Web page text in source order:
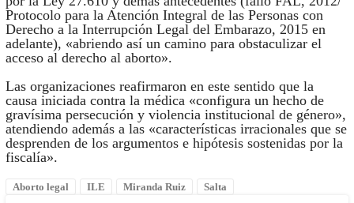
Protocolo para la Atención Integral de las Personas con
Derecho a la Interrupción Legal del Embarazo, 2015 en
adelante), «abriendo así un camino para obstaculizar el
acceso al derecho al aborto».
Las organizaciones reafirmaron en este sentido que la
causa iniciada contra la médica «configura un hecho de
gravísima persecución y violencia institucional de género»,
atendiendo además a las «características irracionales que se
desprenden de los argumentos e hipótesis sostenidas por la
fiscalía».
Aborto legal ILE Miranda Ruiz Salta